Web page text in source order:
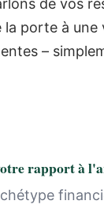
la porte à
–
rapport à